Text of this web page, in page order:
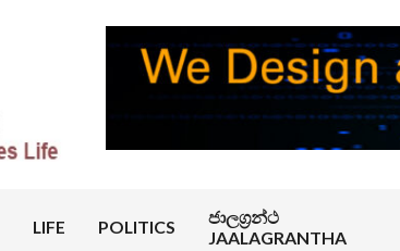
LIFE POLITICS
ජාලග්‍රන්ථ
JAALAGRANTHA